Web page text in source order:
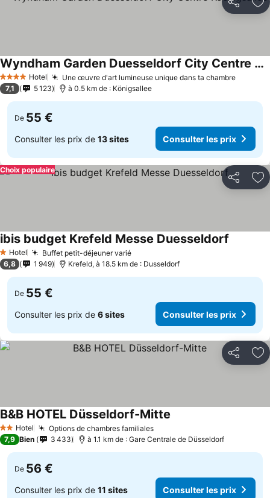
Partager
4 Étoiles Hotel Une œuvre d'art lumineuse unique dans ta chambre
Wyndham Garden Duesseldorf City Centre Koenigsallee
7,1 5 123 à 0.5 km de : Königsallee
De 55 €
Consulter les prix de 13 sites Consulter les prix
Partager
Choix populaire
1 Étoiles
Hotel Buffet petit-déjeuner varié
ibis budget Krefeld Messe Duesseldorf
6,8 1 949 Krefeld, à 18.5 km de : Dusseldorf
De 55 €
Consulter les prix de 6 sites Consulter les prix
Partager
2 Étoiles
Hotel Options de chambres familiales
B&B HOTEL Düsseldorf-Mitte
7,9 Bien 3 433 à 1.1 km de : Gare Centrale de Düsseldorf
De 56 €
Consulter les prix de 11 sites Consulter les prix